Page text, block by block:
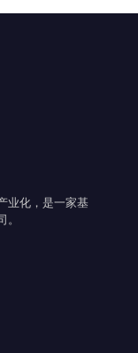
业化，是一家基